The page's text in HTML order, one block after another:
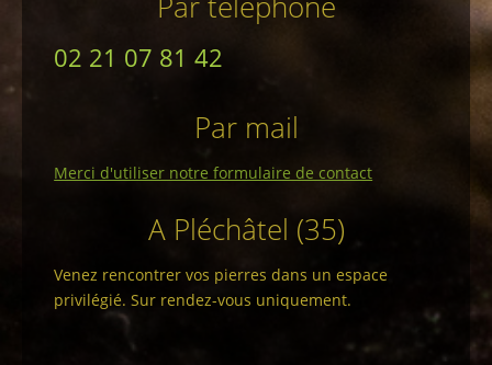
02 21 07 81 42
Par mail
Merci d'utiliser notre formulaire de contact
A Pléchâtel (35)
Venez rencontrer vos pierres dans un espace
privilégié. Sur rendez-vous uniquement.